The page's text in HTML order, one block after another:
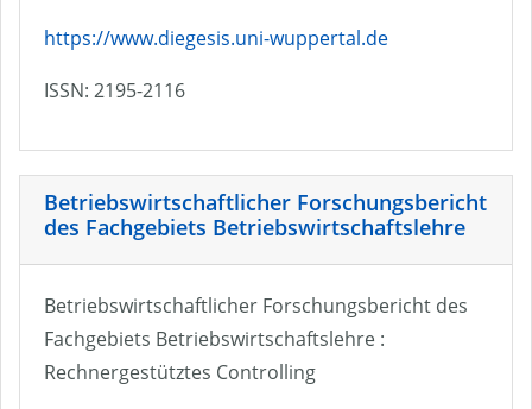
https://www.diegesis.uni-wuppertal.de
ISSN: 2195-2116
Betriebswirtschaftlicher Forschungsbericht
des Fachgebiets Betriebswirtschaftslehre
Betriebswirtschaftlicher Forschungsbericht des
Fachgebiets Betriebswirtschaftslehre :
Rechnergestütztes Controlling